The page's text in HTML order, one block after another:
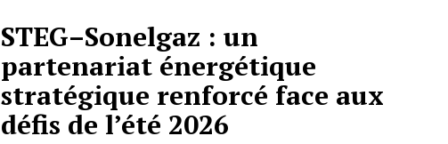
STEG–Sonelgaz : un
partenariat énergétique
stratégique renforcé face aux
défis de l’été 2026